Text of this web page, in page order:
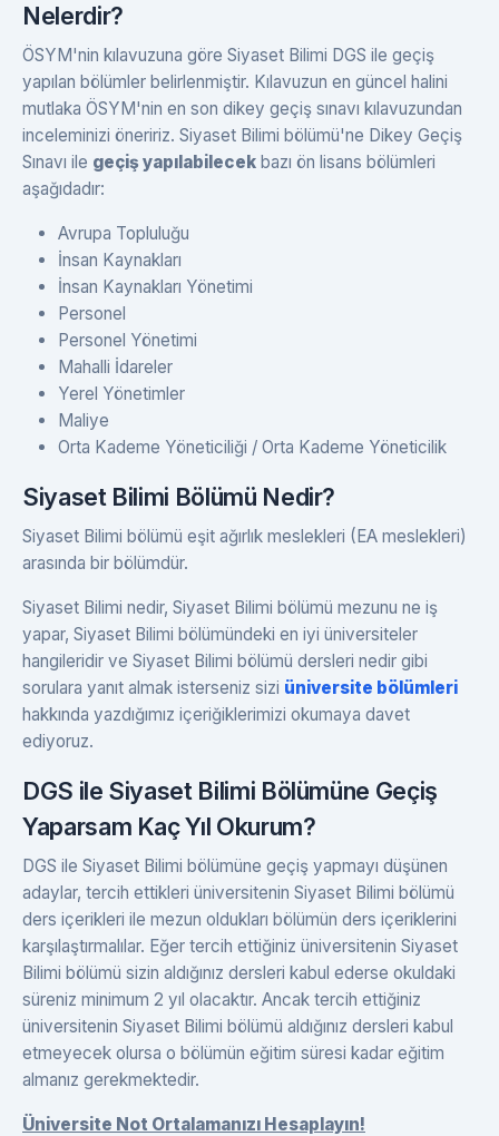
Nelerdir?
ÖSYM'nin kılavuzuna göre Siyaset Bilimi DGS ile geçiş
yapılan bölümler belirlenmiştir. Kılavuzun en güncel halini
mutlaka ÖSYM'nin en son dikey geçiş sınavı kılavuzundan
inceleminizi öneririz. Siyaset Bilimi bölümü'ne Dikey Geçiş
Sınavı ile geçiş yapılabilecek bazı ön lisans bölümleri
aşağıdadır:
Avrupa Topluluğu
İnsan Kaynakları
İnsan Kaynakları Yönetimi
Personel
Personel Yönetimi
Mahalli İdareler
Yerel Yönetimler
Maliye
Orta Kademe Yöneticiliği / Orta Kademe Yöneticilik
Siyaset Bilimi Bölümü Nedir?
Siyaset Bilimi bölümü eşit ağırlık meslekleri (EA meslekleri)
arasında bir bölümdür.
Siyaset Bilimi nedir, Siyaset Bilimi bölümü mezunu ne iş
yapar, Siyaset Bilimi bölümündeki en iyi üniversiteler
hangileridir ve Siyaset Bilimi bölümü dersleri nedir gibi
sorulara yanıt almak isterseniz sizi üniversite bölümleri
hakkında yazdığımız içeriğiklerimizi okumaya davet
ediyoruz.
DGS ile Siyaset Bilimi Bölümüne Geçiş
Yaparsam Kaç Yıl Okurum?
DGS ile Siyaset Bilimi bölümüne geçiş yapmayı düşünen
adaylar, tercih ettikleri üniversitenin Siyaset Bilimi bölümü
ders içerikleri ile mezun oldukları bölümün ders içeriklerini
karşılaştırmalılar. Eğer tercih ettiğiniz üniversitenin Siyaset
Bilimi bölümü sizin aldığınız dersleri kabul ederse okuldaki
süreniz minimum 2 yıl olacaktır. Ancak tercih ettiğiniz
üniversitenin Siyaset Bilimi bölümü aldığınız dersleri kabul
etmeyecek olursa o bölümün eğitim süresi kadar eğitim
almanız gerekmektedir.
Üniversite Not Ortalamanızı Hesaplayın!